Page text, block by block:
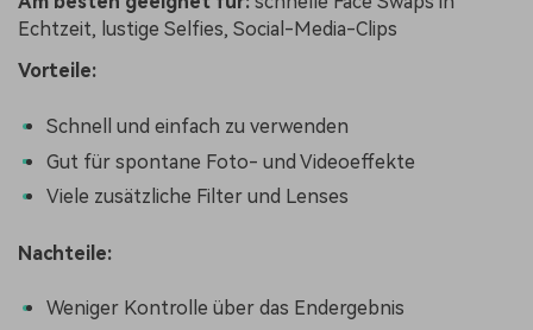
Echtzeit, lustige Selfies, Social-Media-Clips
Vorteile:
Schnell und einfach zu verwenden
Gut für spontane Foto- und Videoeffekte
Viele zusätzliche Filter und Lenses
Nachteile:
Weniger Kontrolle über das Endergebnis